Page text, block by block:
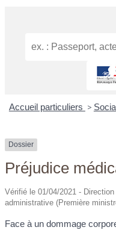
Accueil particuliers >
Dossier
Préjudice
Vérifié le 01/04/2021 -
administrative (Première
Face à un dommage